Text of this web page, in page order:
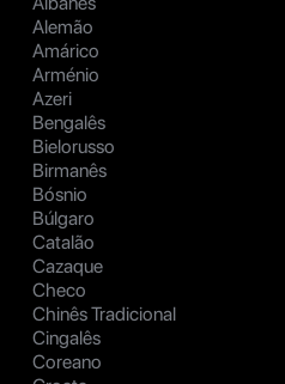
Alemão
Amárico
Arménio
Azeri
Bengalês
Bielorusso
Birmanês
Bósnio
Búlgaro
Catalão
Cazaque
Checo
Chinês Tradicional
Cingalês
Coreano